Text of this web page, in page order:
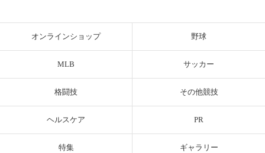
オンラインショップ 野球
MLB サッカー
格闘技 その他競技
ヘルスケア PR
特集 ギャラリー